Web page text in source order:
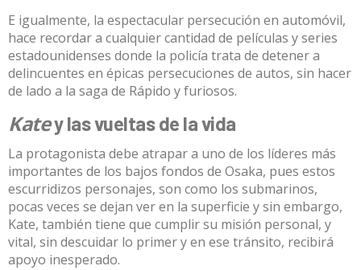
E igualmente, la espectacular persecución en automóvil,
hace recordar a cualquier cantidad de películas y series
estadounidenses donde la policía trata de detener a
delincuentes en épicas persecuciones de autos, sin hacer
de lado a la saga de Rápido y furiosos.
Katey las vueltas de la vida
La protagonista debe atrapar a uno de los líderes más
importantes de los bajos fondos de Osaka, pues estos
escurridizos personajes, son como los submarinos,
pocas veces se dejan ver en la superficie y sin embargo,
Kate, también tiene que cumplir su misión personal, y
vital, sin descuidar lo primer y en ese tránsito, recibirá
apoyo inesperado.